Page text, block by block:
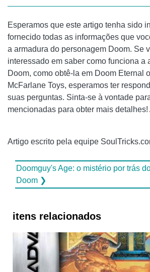
Esperamos que este artigo tenha sido
fornecido todas as informações que
a armadura do personagem Doom. Se
interessado em saber como funciona a
Doom, como obtê-la em Doom Eternal
McFarlane Toys, esperamos ter
suas perguntas. Sinta-se à vontade
mencionadas para obter mais detalhes!
Artigo escrito pela equipe
Doomguy's Age: o mistério por trás
Doom ❯
itens relacionados